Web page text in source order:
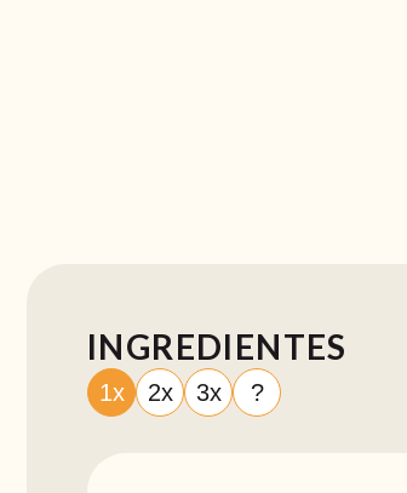
INGREDIENTES
1x 2x 3x ?